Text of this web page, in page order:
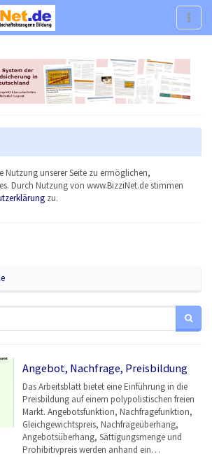
Nutzung unserer Seite zu ermöglichen,
Durch Nutzung von www.BizziNet.de stimmen
zu.
Angebot, Nachfrage, Preisbildung
Das Arbeitsblatt bietet eine Einführung in die
Preisbildung auf einem polypolistischen freien
Markt. Angebotsfunktion, Nachfragefunktion,
Gleichgewichtspreis, Nachfrageüberhang,
Angebotsüberhang, Sättigungsmenge und
Prohibitivpreis werden anhand ein…